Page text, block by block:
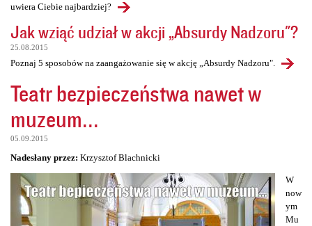
uwiera Ciebie najbardziej?
Jak wziąć udział w akcji „Absurdy Nadzoru"?
25.08.2015
Poznaj 5 sposobów na zaangażowanie się w akcję „Absurdy Nadzoru".
Teatr bezpieczeństwa nawet w
muzeum...
05.09.2015
Nadesłany przez: Krzysztof Blachnicki
W
now
ym
Mu